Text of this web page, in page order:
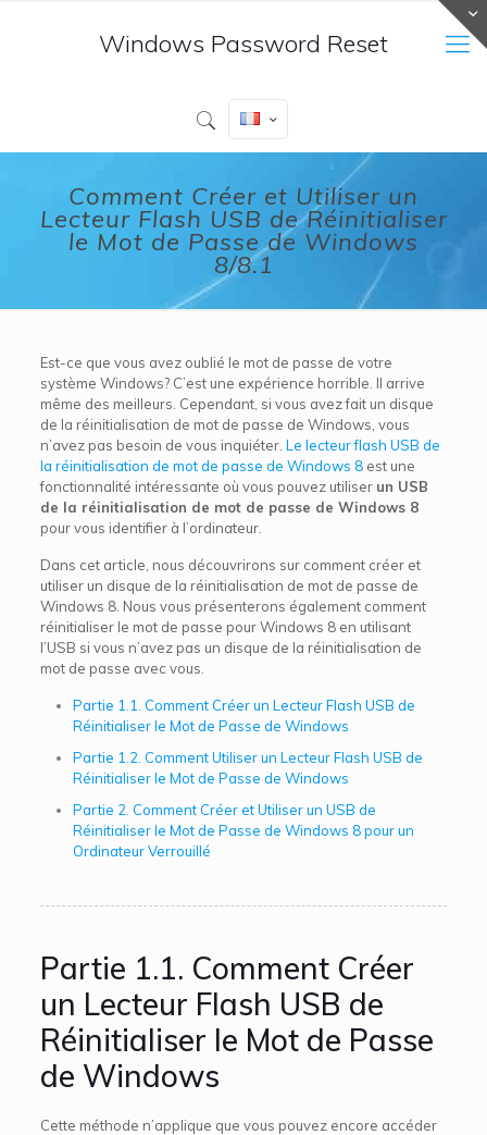
Windows Password Reset
Comment Créer et Utiliser un
Lecteur Flash USB de Réinitialiser
le Mot de Passe de Windows
8/8.1
Est-ce que vous avez oublié le mot de passe de votre
système Windows? C’est une expérience horrible. Il arrive
même des meilleurs. Cependant, si vous avez fait un disque
de la réinitialisation de mot de passe de Windows, vous
n’avez pas besoin de vous inquiéter. Le lecteur flash USB de
la réinitialisation de mot de passe de Windows 8est une
fonctionnalité intéressante où vous pouvez utiliser un USB
de la réinitialisation de mot de passe de Windows 8
pour vous identifier à l’ordinateur.
Dans cet article, nous découvrirons sur comment créer et
utiliser un disque de la réinitialisation de mot de passe de
Windows 8. Nous vous présenterons également comment
réinitialiser le mot de passe pour Windows 8 en utilisant
l’USB si vous n’avez pas un disque de la réinitialisation de
mot de passe avec vous.
Partie 1.1. Comment Créer un Lecteur Flash USB de
Réinitialiser le Mot de Passe de Windows
Partie 1.2. Comment Utiliser un Lecteur Flash USB de
Réinitialiser le Mot de Passe de Windows
Partie 2. Comment Créer et Utiliser un USB de
Réinitialiser le Mot de Passe de Windows 8 pour un
Ordinateur Verrouillé
Partie 1.1. Comment Créer
un Lecteur Flash USB de
Réinitialiser le Mot de Passe
de Windows
Cette méthode n’applique que vous pouvez encore accéder